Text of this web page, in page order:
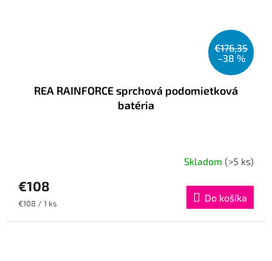
€176,35
–38 %
REA RAINFORCE sprchová podomietková
batéria
Skladom (>5 ks)
€108
Jednotková
€108 / 1 ks Do košíka